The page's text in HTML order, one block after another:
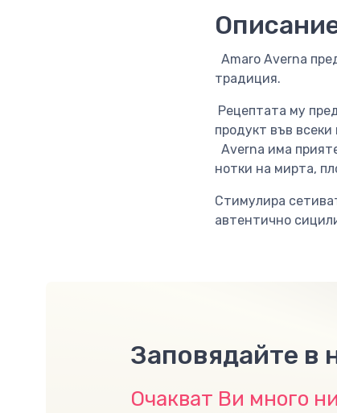
Amaro Averna
традиция.
Рецептата му
продукт във
Averna има
нотки на мирта,
Стимулира
автентично
Заповядайте в
Очакват Ви много